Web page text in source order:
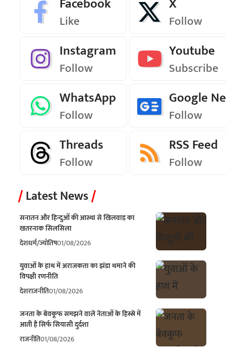
Like Follow
Instagram
Follow
Youtube
Subscribe
WhatsApp
Follow
Google
Follow
Threads
Follow
RSS Feed
Follow
Latest News
सनातन और हिन्दुओं की आस्था से खिलवाड़ का
खतरनाक सिलसिला
देशधर्म/ज्योतिष01/08/2026
युवाओं के हाथ में अराजकता का झंडा थमाने की
विपक्षी रणनीति
देशराजनीति01/08/2026
जनता के बेवकूफ समझने वाले नेताओं के हिस्से में
आती है सिर्फ सियासी दुर्दशा
राजनीति01/08/2026